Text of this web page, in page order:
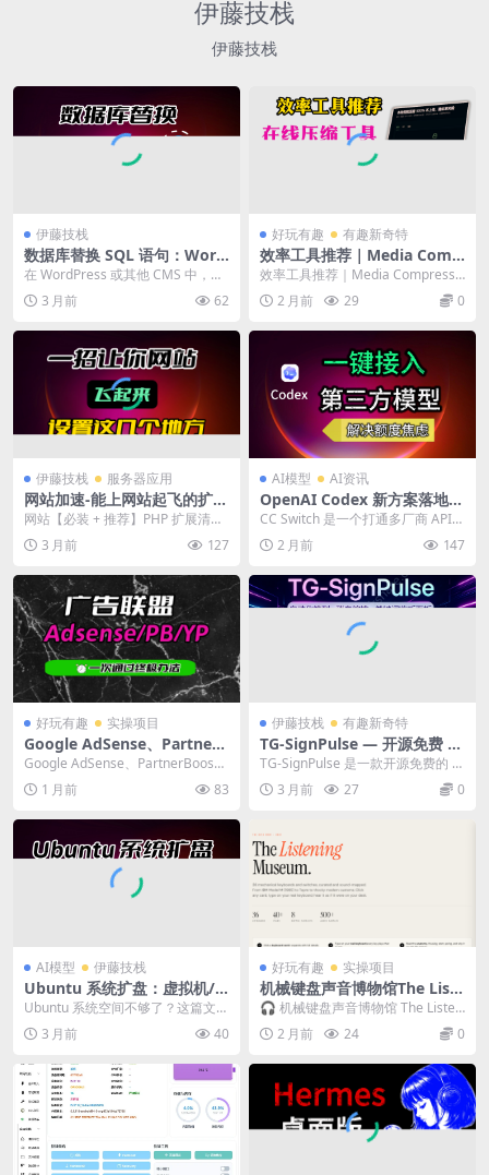
伊藤技栈
伊藤技栈
伊藤技栈
数据库替换 SQL 语句：Word
Press 批量替换内容实用技巧
在 WordPress 或其他 CMS 中，经
常需要批量替换数据库中的内容。
以下...3 月前 62
好玩有趣 有趣新奇特
效率工具推荐｜Media Comp
ress Hub 在线压缩工具：图
片、GIF 与视频体积优化
效率工具推荐｜Media Compress
Hub 在线压缩工具：图片、GIF ...
2 月前 29 0
伊藤技栈 服务器应用
网站加速-能上网站起飞的扩
展，网站【必装 + 推荐】PHP
选）
网站【必装 + 推荐】PHP 扩展清单
（宝塔直接对照勾选）网站加速 你
是个人轻量...
3 月前 127
AI模型 AI资讯
OpenAI Codex 新方案落地：
CC Switch 打通多厂商 API，
大模型
CC Switch 是一个打通多厂商 API
的解决方案，可以让 OpenAI ...
2 月前 147
好玩有趣 实操项目
Google AdSense、PartnerB
oost、YEAHPROMOS 联盟
申请，一次通过终极办法！
Google AdSense、PartnerBoos
t、YEAHPROMOS 联...
1 月前 83
伊藤技栈 有趣新奇特
TG-SignPulse — 开源免费 T
G 多号自动化面板｜批量登
录、定时任务、防冻结
TG-SignPulse 是一款开源免费的 T
elegram 多账号自动化管理工...
3 月前 27 0
AI模型 伊藤技栈
Ubuntu 系统扩盘：虚拟机/
物理机硬盘扩容完整教程
Ubuntu 系统空间不够了？这篇文章
教你如何给 Ubuntu 系统扩容硬
盘。 ...
3 月前 40
好玩有趣 实操项目
机械键盘声音博物馆The Liste
ning Museum在线试听 40
年经典机械键盘声音，36 款机
型、500 + 音频样本，键盘发
🎧 机械键盘声音博物馆 The Listen
ing Museum 一句话：浏览器...
2 月前 24 0